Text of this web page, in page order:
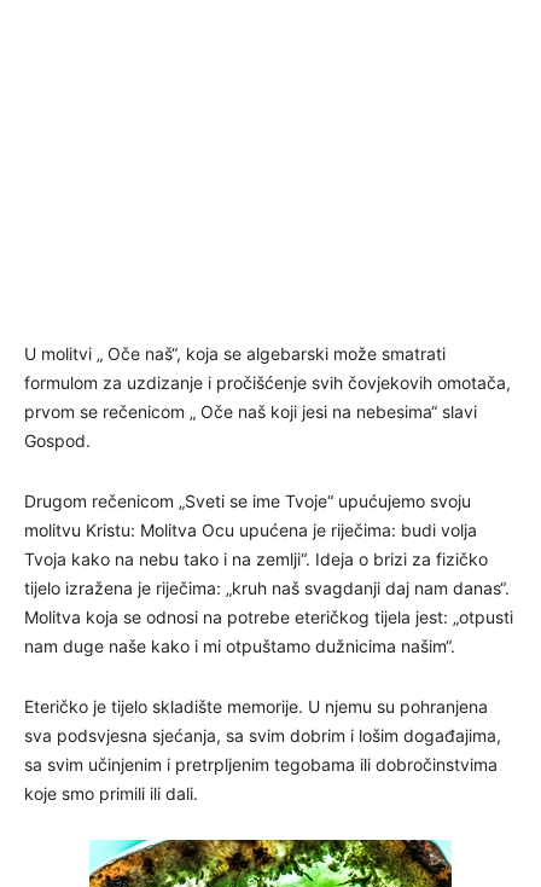
U molitvi „ Oče naš“, koja se algebarski može smatrati
formulom za uzdizanje i pročišćenje svih čovjekovih omotača,
prvom se rečenicom „ Oče naš koji jesi na nebesima“ slavi
Gospod.
Drugom rečenicom „Sveti se ime Tvoje“ upućujemo svoju
molitvu Kristu: Molitva Ocu upućena je riječima: budi volja
Tvoja kako na nebu tako i na zemlji“. Ideja o brizi za fizičko
tijelo izražena je riječima: „kruh naš svagdanji daj nam danas“.
Molitva koja se odnosi na potrebe eteričkog tijela jest: „otpusti
nam duge naše kako i mi otpuštamo dužnicima našim“.
Eteričko je tijelo skladište memorije. U njemu su pohranjena
sva podsvjesna sjećanja, sa svim dobrim i lošim događajima,
sa svim učinjenim i pretrpljenim tegobama ili dobročinstvima
koje smo primili ili dali.